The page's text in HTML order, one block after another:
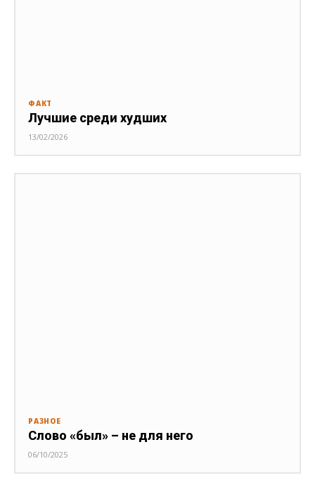
ФАКТ
Лучшие среди худших
13/02/2026
РАЗНОЕ
Слово «был» – не для него
06/10/2025